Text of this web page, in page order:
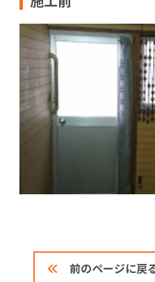
前のページに戻